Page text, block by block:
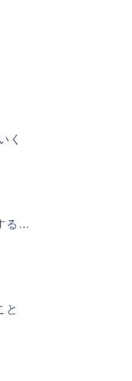
く
る…
と